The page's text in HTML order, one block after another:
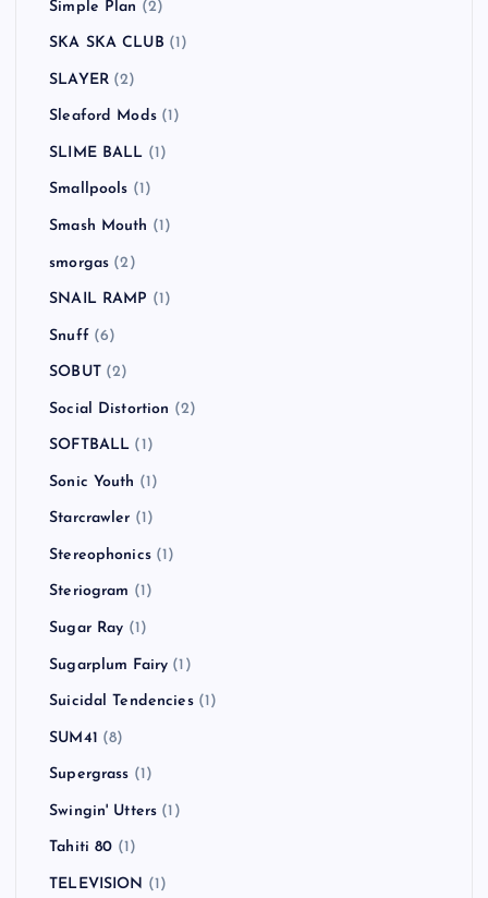
Simple Plan (2)
SKA SKA CLUB (1)
SLAYER(2)
Sleaford Mods(1)
SLIME BALL (1)
Smallpools (1)
Smash Mouth (1)
smorgas (2)
SNAIL RAMP (1)
Snuff (6)
SOBUT(2)
Social Distortion (2)
SOFTBALL (1)
Sonic Youth (1)
Starcrawler (1)
Stereophonics(1)
Steriogram (1)
Sugar Ray (1)
Sugarplum Fairy (1)
Suicidal Tendencies(1)
SUM41 (8)
Supergrass (1)
Swingin' Utters (1)
Tahiti 80 (1)
TELEVISION (1)